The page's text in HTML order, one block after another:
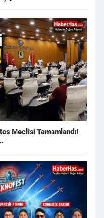
Meclisi Tamamlandı!